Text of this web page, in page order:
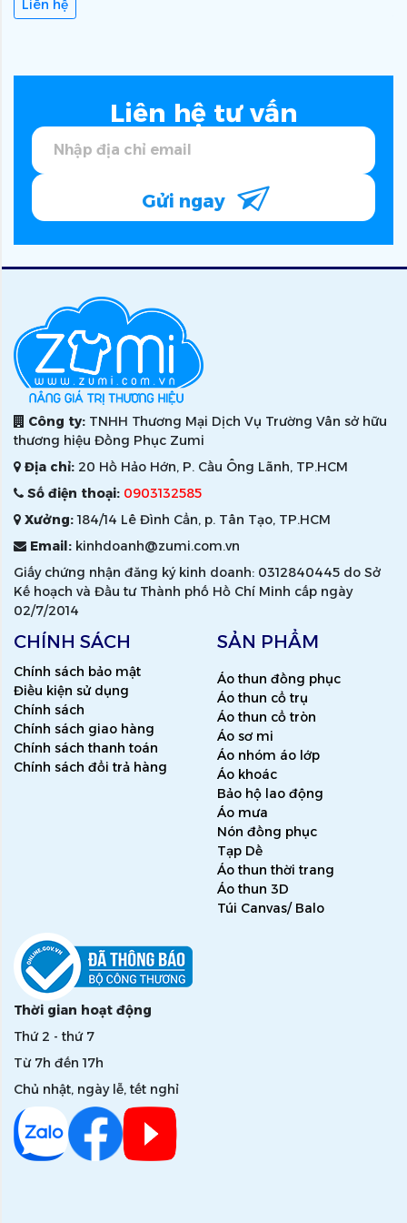
Liên hệ
Liên hệ tư vấn
Gửi ngay
Công ty: TNHH Thương Mại Dịch Vụ Trường Vân sở hữu
thương hiệu Đồng Phục Zumi
Địa chỉ: 20 Hồ Hảo Hớn, P. Cầu Ông Lãnh, TP.HCM
Số điện thoại: 0903132585
Xưởng:184/14 Lê Đình Cẩn, p. Tân Tạo, TP.HCM
Email: kinhdoanh@zumi.com.vn
Giấy chứng nhận đăng ký kinh doanh: 0312840445 do Sở
Kế hoạch và Đầu tư Thành phố Hồ Chí Minh cấp ngày
02/7/2014
CHÍNH SÁCH
Chính sách bảo mật
Điều kiện sử dụng
Chính sách
Chính sách giao hàng
Chính sách thanh toán
Chính sách đổi trả hàng
SẢN PHẨM
Áo thun đồng phục
Áo thun cổ trụ
Áo thun cổ tròn
Áo sơ mi
Áo nhóm áo lớp
Áo khoác
Bảo hộ lao động
Áo mưa
Nón đồng phục
Tạp Dề
Áo thun thời trang
Áo thun 3D
Túi Canvas/ Balo
Thời gian hoạt động
Thứ 2 - thứ 7
Từ 7h đến 17h
Chủ nhật, ngày lễ, tết nghỉ